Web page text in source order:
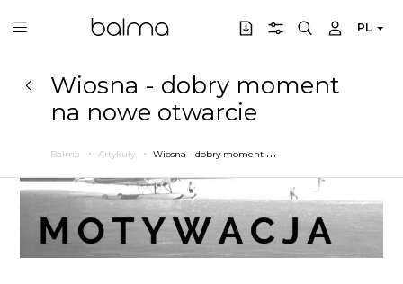
PL
Wiosna - dobry moment
na nowe otwarcie
Balma Artykuły W
iosna - dobry moment na nowe otwarcie